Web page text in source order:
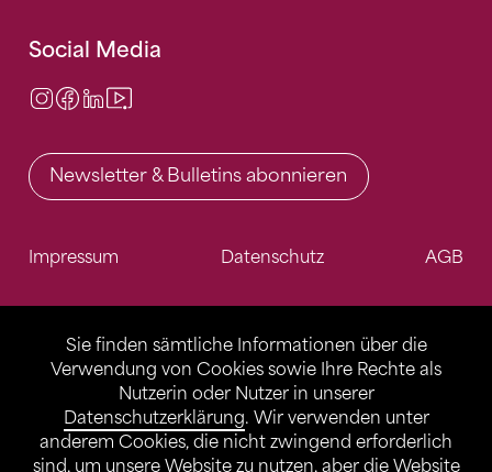
Sie finden sämtliche Informationen über die
Verwendung von Cookies sowie Ihre Rechte als
Nutzerin oder Nutzer in unserer
Datenschutzerklärung. Wir verwenden unter
anderem Cookies, die nicht zwingend erforderlich
sind, um unsere Website zu nutzen, aber die Website
Social Media
Instagram
Facebook
LinkedIn
Newsletter & Bulletins abonnieren
Impressum Datenschutz AGB